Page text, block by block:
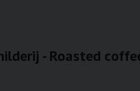
- Roasted